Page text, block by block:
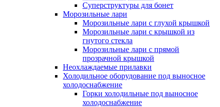
Суперструктуры для бонет
Морозильные лари
Морозильные лари с глухой крышкой
Морозильные лари с крышкой из
гнутого стекла
Морозильные лари с прямой
прозрачной крышкой
Неохлаждаемые прилавки
Холодильное оборудование под выносное
холодоснабжение
Горки холодильные под выносное
холодоснабжение